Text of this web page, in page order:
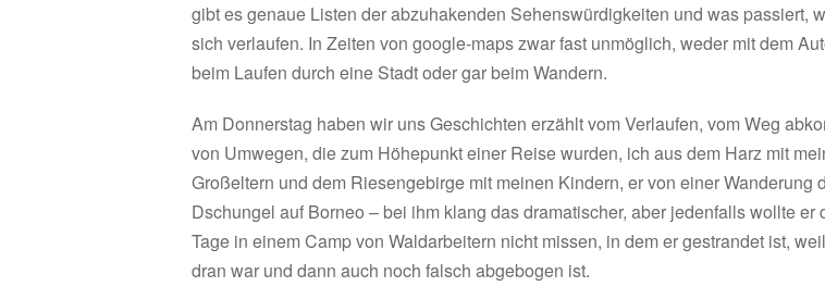
gibt es genaue Listen der abzuhakenden Sehenswürdigkeiten und was passiert,
sich verlaufen. In Zeiten von google-maps zwar fast unmöglich, weder mit dem
beim Laufen durch eine Stadt oder gar beim Wandern.
Am Donnerstag haben wir uns Geschichten erzählt vom Verlaufen, vom Weg
von Umwegen, die zum Höhepunkt einer Reise wurden, ich aus dem Harz mit
Großeltern und dem Riesengebirge mit meinen Kindern, er von einer Wanderung
Dschungel auf Borneo – bei ihm klang das dramatischer, aber jedenfalls wollte er
Tage in einem Camp von Waldarbeitern nicht missen, in dem er gestrandet ist,
dran war und dann auch noch falsch abgebogen ist.